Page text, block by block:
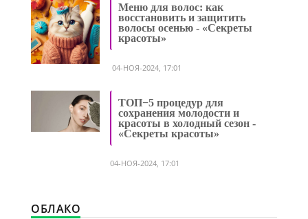
Меню для волос: как
восстановить и защитить
волосы осенью - «Секреты
красоты»
04-НОЯ-2024, 17:01
ТОП−5 процедур для
сохранения молодости и
красоты в холодный сезон -
«Секреты красоты»
04-НОЯ-2024, 17:01
ОБЛАКО